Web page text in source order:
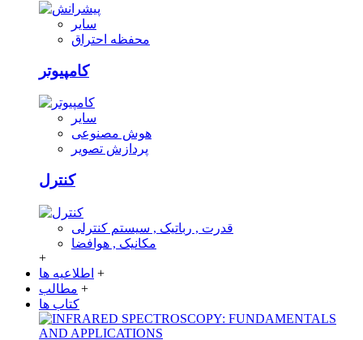
سایر
محفظه احتراق
کامپیوتر
سایر
هوش مصنوعی
پردازش تصویر
کنترل
قدرت , رباتیک , سیستم کنترلی
مکانیک , هوافضا
+
اطلاعیه ها +
مطالب +
کتاب ها